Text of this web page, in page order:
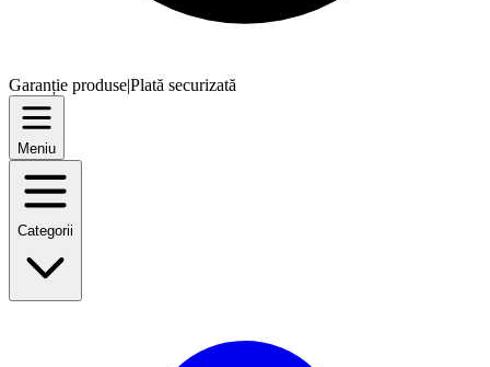
Garanție produse|Plată securizată
Meniu
Categorii